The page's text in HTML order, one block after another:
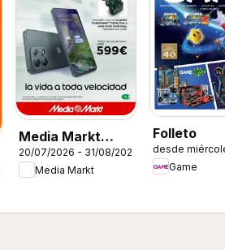
Media Markt
Folleto
20/07/2026 - 31/08/2026
Media Markt
Folleto
desde
Game